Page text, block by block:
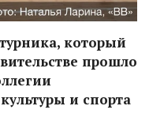
который
прошло
и спорта